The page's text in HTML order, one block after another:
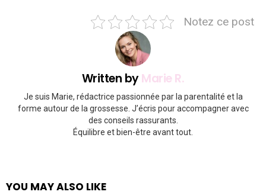
Notez ce post
Written byMarie R.
Je suis Marie, rédactrice passionnée par la parentalité et la
forme autour de la grossesse. J’écris pour accompagner avec
des conseils rassurants.
Équilibre et bien-être avant tout.
YOU MAY ALSO LIKE